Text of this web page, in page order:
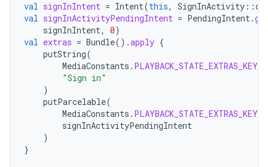
val signInIntent = Intent(this, SignInActivity ::
val signInActivityPendingIntent = PendingIntent.
signInIntent, 0)
val extras = Bundle().apply {
putString(
MediaConstants .
"Sign in"
)
putParcelable(
MediaConstants .
signInActivityPendingIntent
)
}